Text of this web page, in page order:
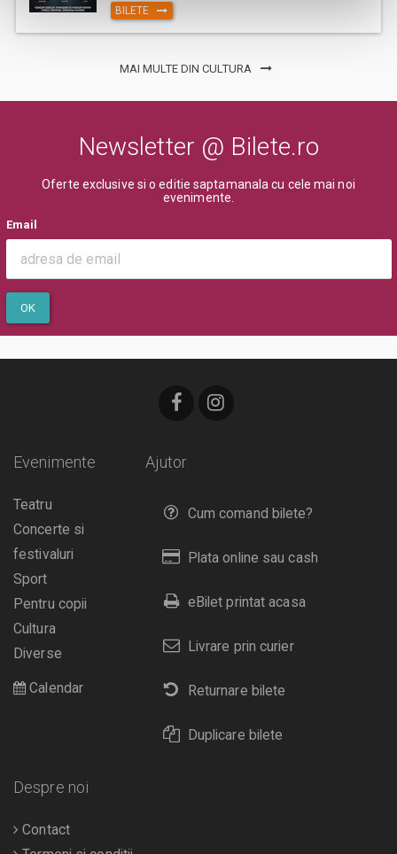
BILETE
MAI MULTE DIN CULTURA
Newsletter @ Bilete.ro
Oferte exclusive si o editie saptamanala cu cele mai noi
evenimente.
Email
OK
Ajutor
Cum comand bilete?
Plata online sau cash
eBilet printat acasa
Livrare prin curier
Returnare bilete
Duplicare bilete
Evenimente
Teatru
Concerte si
festivaluri
Sport
Pentru copii
Cultura
Diverse
Calendar
Despre noi
Contact